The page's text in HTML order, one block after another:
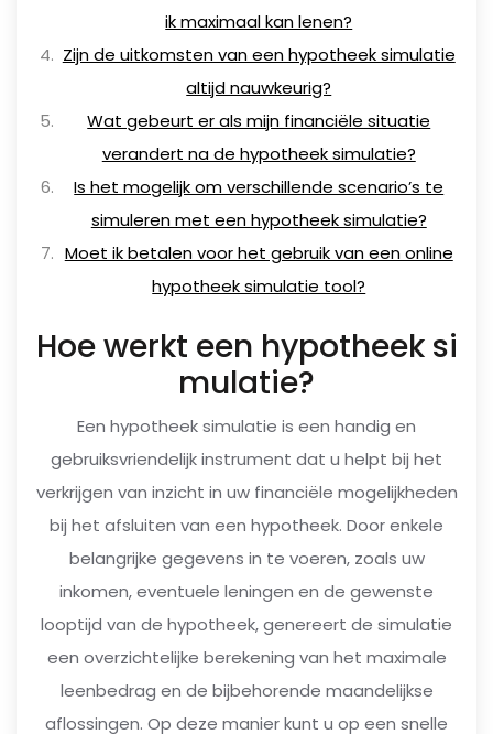
ik maximaal kan lenen?
Zijn de uitkomsten van een hypotheek simulatie
altijd nauwkeurig?
Wat gebeurt er als mijn financiële situatie
verandert na de hypotheek simulatie?
Is het mogelijk om verschillende scenario’s te
simuleren met een hypotheek simulatie?
Moet ik betalen voor het gebruik van een online
hypotheek simulatie tool?
Hoe werkt een hypotheek si
mulatie?
Een hypotheek simulatie is een handig en
gebruiksvriendelijk instrument dat u helpt bij het
verkrijgen van inzicht in uw financiële mogelijkheden
bij het afsluiten van een hypotheek. Door enkele
belangrijke gegevens in te voeren, zoals uw
inkomen, eventuele leningen en de gewenste
looptijd van de hypotheek, genereert de simulatie
een overzichtelijke berekening van het maximale
leenbedrag en de bijbehorende maandelijkse
aflossingen. Op deze manier kunt u op een snelle